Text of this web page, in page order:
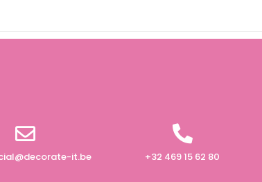
it.be +32 469 15 62 80